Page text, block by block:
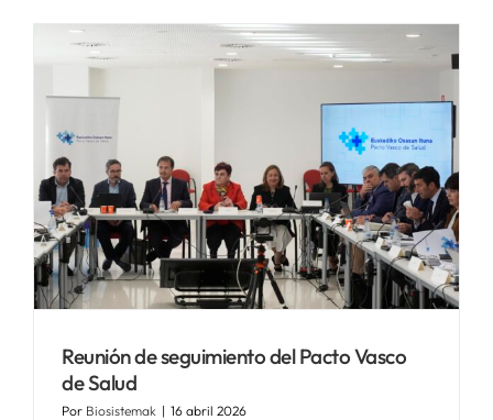
Reunión de seguimiento del Pacto Vasco
de Salud
Por Biosistemak | 16 abril 2026